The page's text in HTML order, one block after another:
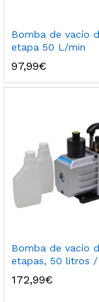
Bomba de vacío
etapa 50 L/min
97,99€
Bomba de vacío
etapas, 50 litros /
172,99€